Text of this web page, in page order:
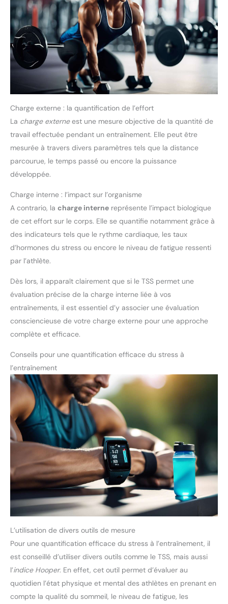
Charge externe : la quantification de l’effort
La charge externeest une mesure objective de la quantité de
travail effectuée pendant un entraînement. Elle peut être
mesurée à travers divers paramètres tels que la distance
parcourue, le temps passé ou encore la puissance
développée.
Charge interne : l’impact sur l’organisme
A contrario, la charge interne représente l’impact biologique
de cet effort sur le corps. Elle se quantifie notamment grâce à
des indicateurs tels que le rythme cardiaque, les taux
d’hormones du stress ou encore le niveau de fatigue ressenti
par l’athlète.
Dès lors, il apparaît clairement que si le TSS permet une
évaluation précise de la charge interne liée à vos
entraînements, il est essentiel d’y associer une évaluation
consciencieuse de votre charge externe pour une approche
complète et efficace.
Conseils pour une quantification efficace du stress à
l’entraînement
L’utilisation de divers outils de mesure
Pour une quantification efficace du stress à l’entraînement, il
est conseillé d’utiliser divers outils comme le TSS, mais aussi
l’indice Hooper. En effet, cet outil permet d’évaluer au
quotidien l’état physique et mental des athlètes en prenant en
compte la qualité du sommeil, le niveau de fatigue, les